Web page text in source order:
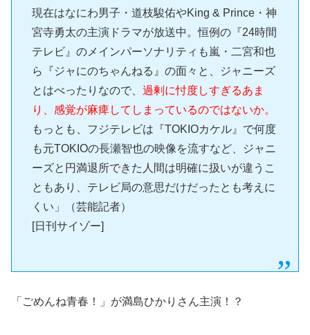
現在はなにわ男子・道枝駿佑やKing & Prince・神
宮寺勇太の主演ドラマが放送中。恒例の『24時間
テレビ』のメインパーソナリティも嵐・二宮和也
ら『ジャにのちゃんねる』の面々と、ジャニーズ
とはべったりなので、 過剰に忖度しすぎるあま
り、感覚が麻痺してしまっているのではないか。
もっとも、フジテレビは『TOKIOカケル』で何度
も元TOKIOの長瀬智也の映像を流すなど、ジャニ
ーズと円満退所できた人間は明確に扱いが違うこ
ともあり、テレビ局の意思だけだったとも考えに
くい」（芸能記者）
[日刊サイゾー]
「ごめんね青春！」が満島ひかりさん主演！？